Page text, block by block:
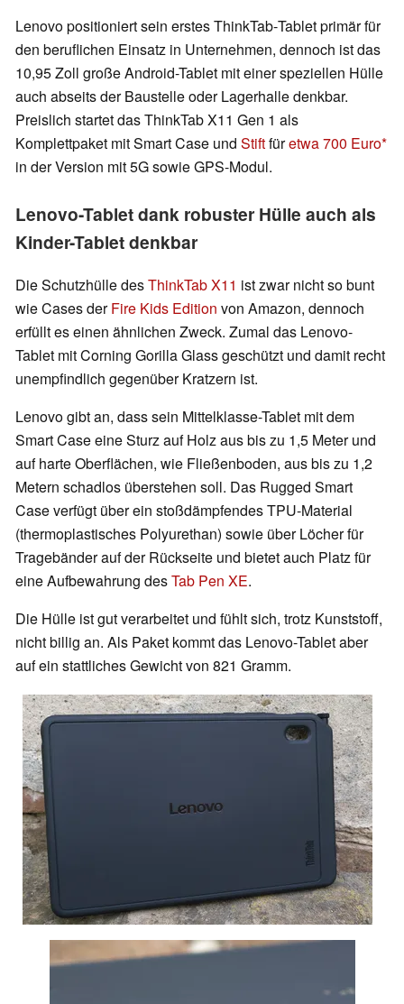
Lenovo positioniert sein erstes ThinkTab‑Tablet primär für
den beruflichen Einsatz in Unternehmen, dennoch ist das
10,95 Zoll große Android-Tablet mit einer speziellen Hülle
auch abseits der Baustelle oder Lagerhalle denkbar.
Preislich startet das ThinkTab X11 Gen 1 als
Komplettpaket mit Smart Case und Stiftfüretwa 700 Euro
in der Version mit 5G sowie GPS-Modul.
Lenovo-Tablet dank robuster Hülle auch als
Kinder-Tablet denkbar
Die Schutzhülle desThinkTab X11 ist zwar nicht so bunt
wie Cases derFire Kids Edition von Amazon, dennoch
erfüllt es einen ähnlichen Zweck. Zumal das Lenovo-
Tablet mit Corning Gorilla Glass geschützt und damit recht
unempfindlich gegenüber Kratzern ist.
Lenovo gibt an, dass sein Mittelklasse-Tablet mit dem
Smart Case eine Sturz auf Holz aus bis zu 1,5 Meter und
auf harte Oberflächen, wie Fließenboden, aus bis zu 1,2
Metern schadlos überstehen soll. Das Rugged Smart
Case verfügt über ein stoßdämpfendes TPU-Material
(thermoplastisches Polyurethan) sowie über Löcher für
Tragebänder auf der Rückseite und bietet auch Platz für
eine Aufbewahrung desTab Pen XE.
Die Hülle ist gut verarbeitet und fühlt sich, trotz Kunststoff,
nicht billig an. Als Paket kommt das Lenovo-Tablet aber
auf ein stattliches Gewicht von 821 Gramm.